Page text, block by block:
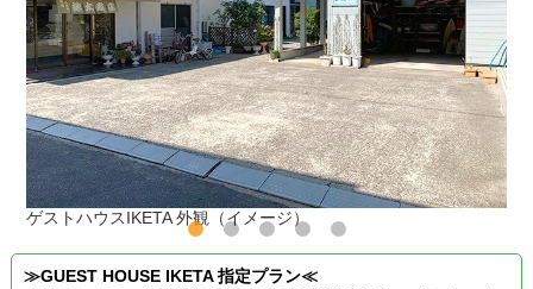
ゲストハウスIKETA 外観（イメージ）
≫GUEST HOUSE IKETA 指定プラン≪